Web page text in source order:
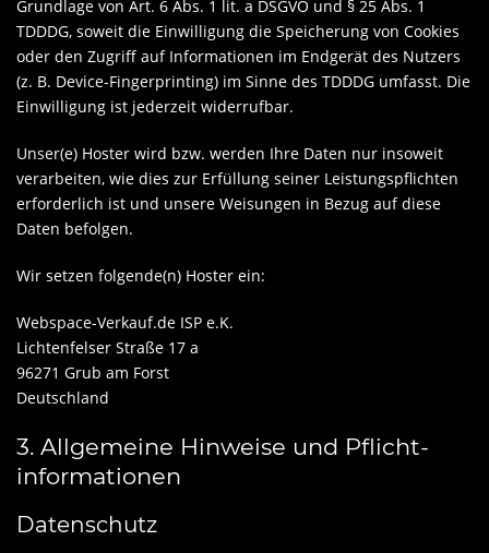
Grundlage von Art. 6 Abs. 1 lit. a DSGVO und § 25 Abs. 1
TDDDG, soweit die Einwilligung die Speicherung von Cookies
oder den Zugriff auf Informationen im Endgerät des Nutzers
(z. B. Device-Fingerprinting) im Sinne des TDDDG umfasst. Die
Einwilligung ist jederzeit widerrufbar.
Unser(e) Hoster wird bzw. werden Ihre Daten nur insoweit
verarbeiten, wie dies zur Erfüllung seiner Leistungspflichten
erforderlich ist und unsere Weisungen in Bezug auf diese
Daten befolgen.
Wir setzen folgende(n) Hoster ein:
Webspace-Verkauf.de ISP e.K.
Lichtenfelser Straße 17 a
96271 Grub am Forst
Deutschland
3. Allgemeine Hinweise und Pflicht­
informationen
Datenschutz